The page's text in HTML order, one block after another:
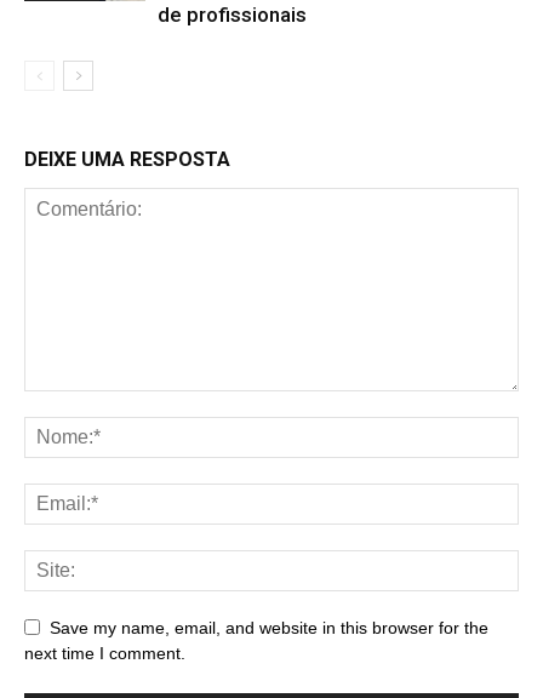
de profissionais
DEIXE UMA RESPOSTA
Save my name, email, and website in this browser for the
next time I comment.